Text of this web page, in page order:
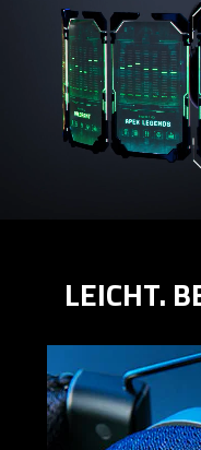
LEICHT.